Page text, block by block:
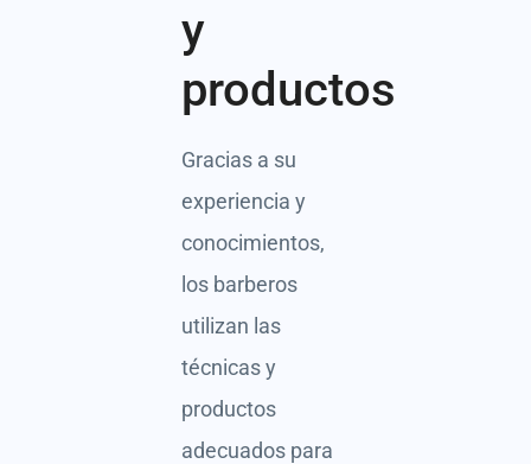
y
productos
Gracias a su
experiencia y
conocimientos,
los barberos
utilizan las
técnicas y
productos
adecuados para